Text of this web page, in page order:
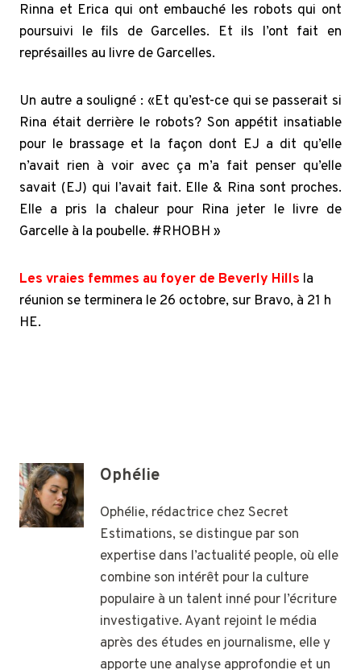
Rinna et Erica qui ont embauché les robots qui ont
poursuivi le fils de Garcelles. Et ils l’ont fait en
représailles au livre de Garcelles.
Un autre a souligné : «Et qu’est-ce qui se passerait si
Rina était derrière le robots? Son appétit insatiable
pour le brassage et la façon dont EJ a dit qu’elle
n’avait rien à voir avec ça m’a fait penser qu’elle
savait (EJ) qui l’avait fait. Elle & Rina sont proches.
Elle a pris la chaleur pour Rina jeter le livre de
Garcelle à la poubelle. #RHOBH »
Les vraies femmes au foyer de Beverly Hills la
réunion se terminera le 26 octobre, sur Bravo, à 21 h
HE.
Ophélie
Ophélie, rédactrice chez Secret
Estimations, se distingue par son
expertise dans l’actualité people, où elle
combine son intérêt pour la culture
populaire à un talent inné pour l’écriture
investigative. Ayant rejoint le média
après des études en journalisme, elle y
apporte une analyse approfondie et un